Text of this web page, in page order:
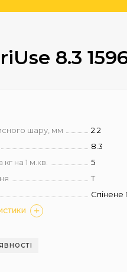
8.3
шару, мм
2.2
8.3
на 1 м.кв.
5
T
Спінене